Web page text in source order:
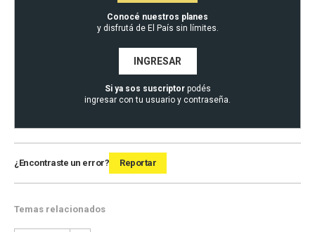
Conocé nuestros planes
y disfrutá de El País sin límites.
INGRESAR
Si ya sos suscriptorpodés
ingresar con tu usuario y contraseña.
¿Encontraste un error? Reportar
Temas relacionados